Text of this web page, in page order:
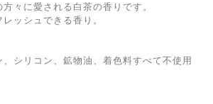
々に愛される白茶の香りです。
ッシュできる香り。
シリコン、鉱物油、着色料すべて不使用